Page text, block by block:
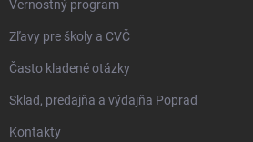
Vernostný program
Zľavy pre školy a CVČ
Často kladené otázky
Sklad, predajňa a výdajňa Poprad
Kontakty